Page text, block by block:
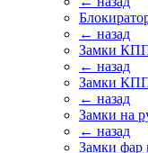
← назад
Замки
← назад
Замки
← назад
Замки на
← назад
Замки фар